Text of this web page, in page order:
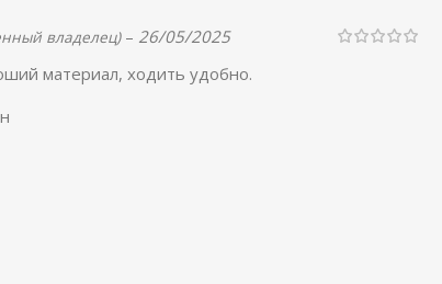
владелец) – 26/05/2025
материал, ходить удобно.